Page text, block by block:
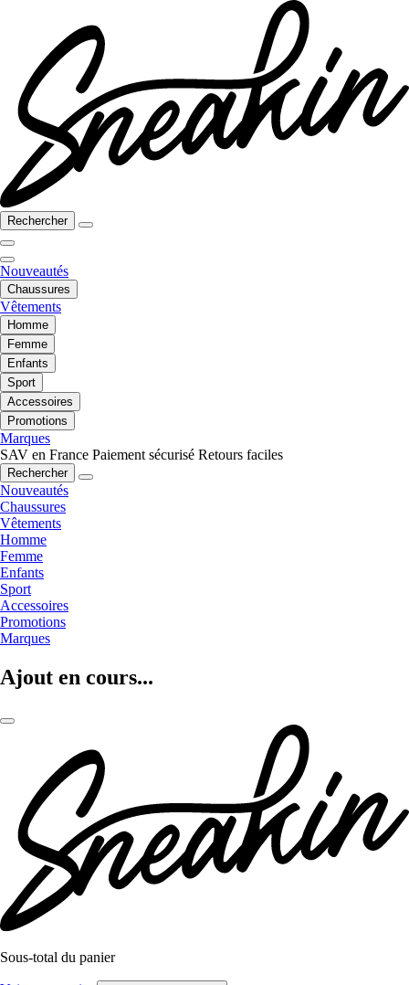
Rechercher
Nouveautés
Chaussures
Vêtements
Homme
Femme
Enfants
Sport
Accessoires
Promotions
Marques
SAV en France Paiement sécurisé Retours faciles
Rechercher
Nouveautés
Chaussures
Vêtements
Homme
Femme
Enfants
Sport
Accessoires
Promotions
Marques
Ajout en cours...
Sous-total du panier